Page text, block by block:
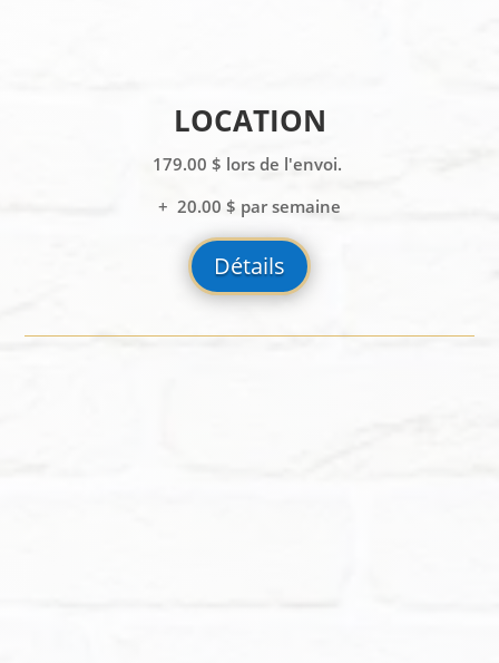
LOCATION
179.00 $ lors de l'envoi.
+ 20.00 $ par semaine
Détails